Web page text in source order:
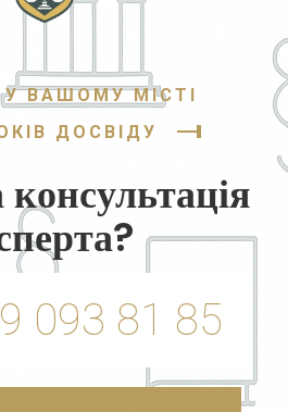
ВАШОМУ МІСТІ
ДОСВІДУ
093 81 85